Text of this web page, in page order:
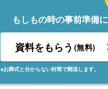
もしもの時の事前準備に
資料をもらう (無料)
※お葬式と分からない封筒で郵送します。